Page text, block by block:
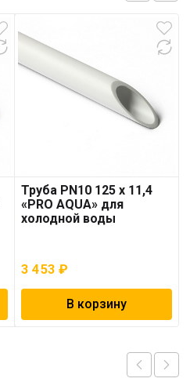
Труба PN10 125 x 11,4
«PRO AQUA» для
холодной воды
3 453₽
В корзину